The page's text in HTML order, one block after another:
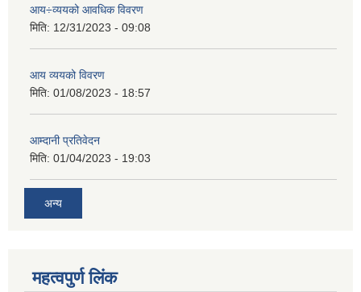
आय÷व्ययको आवधिक विवरण
मिति: 12/31/2023 - 09:08
आय व्ययको विवरण
मिति: 01/08/2023 - 18:57
आम्दानी प्रतिवेदन
मिति: 01/04/2023 - 19:03
अन्य
महत्वपुर्ण लिंक